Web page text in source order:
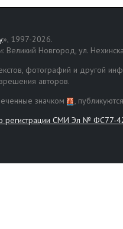
», 1997-2026.
Великий Новгород, ул.
фотографий и другой
авторов.
значком
,
регистрации СМИ Эл № ФС77-